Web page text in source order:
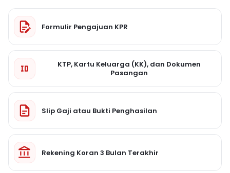
Formulir Pengajuan KPR
KTP, Kartu Keluarga (KK), dan Dokumen
Pasangan
Slip Gaji atau Bukti Penghasilan
Rekening Koran 3 Bulan Terakhir